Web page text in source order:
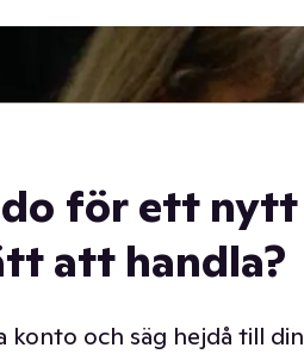
för ett nytt
att handla?
konto och säg hejdå till din